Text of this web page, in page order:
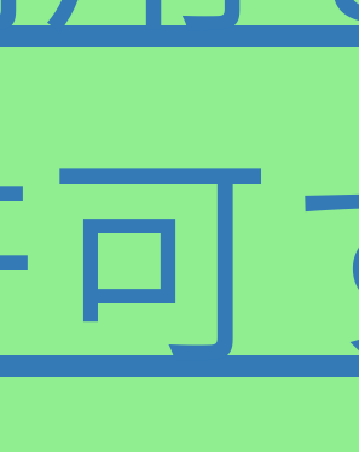
第三十四回
晩秋に聴く、珠
玉のバラード・
第
音
オ
こ
晴